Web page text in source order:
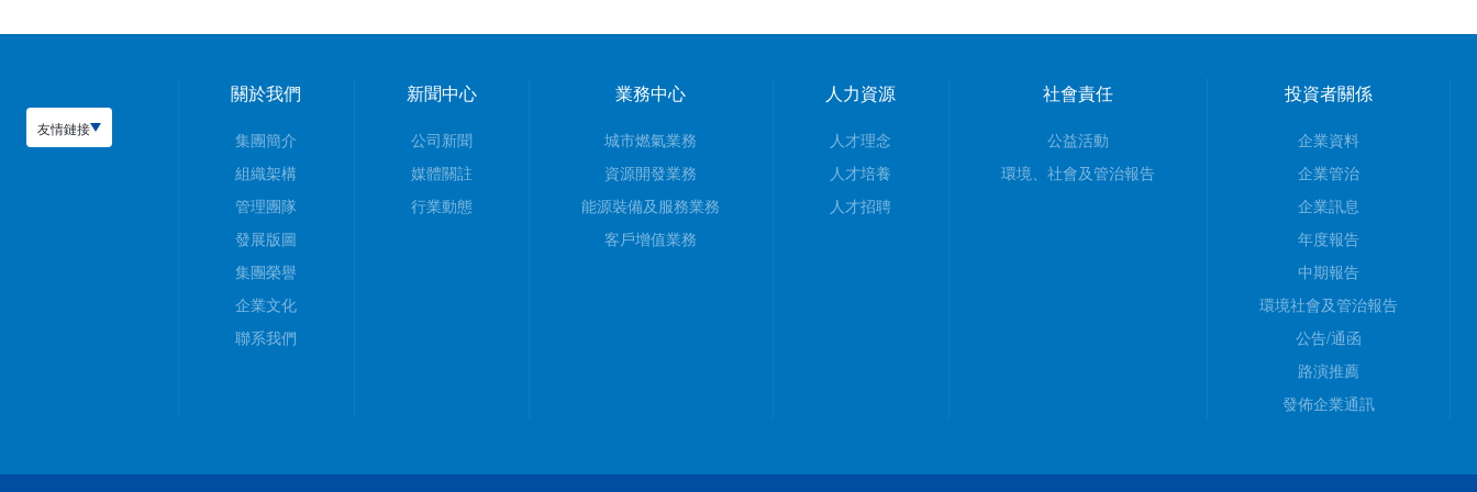
友情鏈接
關於我們
集團簡介
組織架構
管理團隊
發展版圖
集團榮譽
企業文化
聯系我們
新聞中心
公司新聞
媒體關註
行業動態
業務中心
城市燃氣業務
資源開發業務
能源裝備及服務業務
客戶增值業務
人力資源
人才理念
人才培養
人才招聘
社會責任
公益活動
環境、社會及管治報告
投資者關係
企業資料
企業管治
企業訊息
年度報告
中期報告
環境社會及管治報告
公告/通函
路演推薦
發佈企業通訊